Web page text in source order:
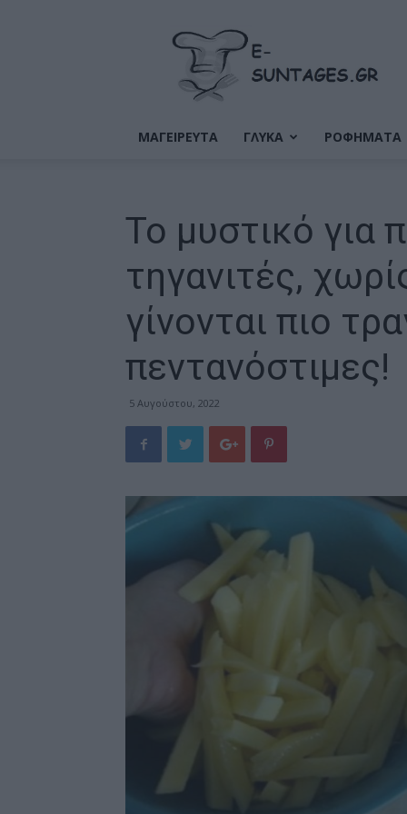
Ε-
Συνταγές
ΜΑΓΕΙΡΕΥΤΑ ΓΛΥΚΑ ΡΟΦΗΜΑΤΑ
Το μυστικό για
τηγανιτές,
γίνονται πιο
πεντανόστιμες!
5 Αυγούστου, 2022